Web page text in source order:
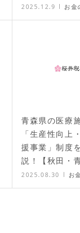
2025.12.9 お金
青森県の医療
「生産性向上
援事業」制度
説！【秋田・
2025.08.30 お